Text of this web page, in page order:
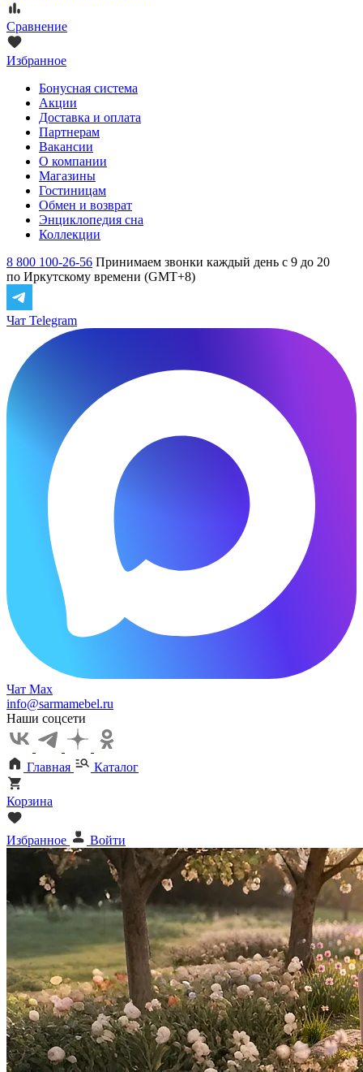
Сравнение
Избранное
Бонусная система
Акции
Доставка и оплата
Партнерам
Вакансии
О компании
Магазины
Гостиницам
Обмен и возврат
Энциклопедия сна
Коллекции
8 800 100-26-56 Принимаем звонки каждый день с 9 до 20
по Иркутскому времени (GMT+8)
Чат Telegram
Чат Max
info@sarmamebel.ru
Наши соцсети
Главная Каталог
Корзина
Избранное Войти